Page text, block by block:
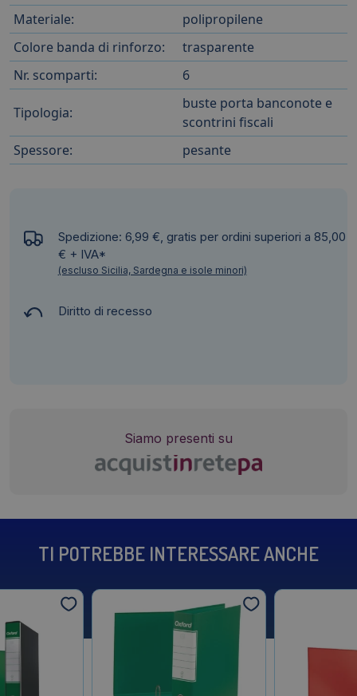
Materiale:
polipropilene
Colore banda di rinforzo:
trasparente
Nr. scomparti:
6
Tipologia:
buste porta banconote e
scontrini fiscali
Spessore:
pesante
Spedizione: 6,99 €, gratis per ordini superiori a 85,00
€ + IVA*
(escluso Sicilia, Sardegna e isole minori)
Diritto di recesso
Siamo presenti su
TI POTREBBE INTERESSARE ANCHE